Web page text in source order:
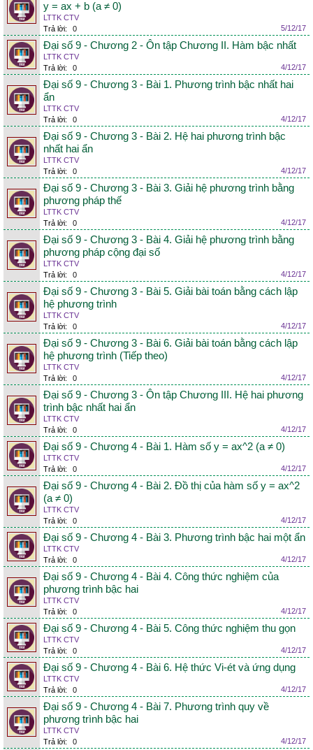
y = ax + b (a ≠ 0)
LTTK CTV
Trả lời:
0 5/12/17
Đại số 9 - Chương 2 - Ôn tập Chương II. Hàm bậc nhất
LTTK CTV
Trả lời:
0 4/12/17
Đại số 9 - Chương 3 - Bài 1. Phương trình bậc nhất hai
ẩn
LTTK CTV
Trả lời:
0 4/12/17
Đại số 9 - Chương 3 - Bài 2. Hệ hai phương trình bậc
nhất hai ẩn
LTTK CTV
Trả lời:
0 4/12/17
Đại số 9 - Chương 3 - Bài 3. Giải hệ phương trình bằng
phương pháp thế
LTTK CTV
Trả lời:
0 4/12/17
Đại số 9 - Chương 3 - Bài 4. Giải hệ phương trình bằng
phương pháp cộng đại số
LTTK CTV
Trả lời:
0 4/12/17
Đại số 9 - Chương 3 - Bài 5. Giải bài toán bằng cách lập
hệ phương trình
LTTK CTV
Trả lời:
0 4/12/17
Đại số 9 - Chương 3 - Bài 6. Giải bài toán bằng cách lập
hệ phương trình (Tiếp theo)
LTTK CTV
Trả lời:
0 4/12/17
Đại số 9 - Chương 3 - Ôn tập Chương III. Hệ hai phương
trình bậc nhất hai ẩn
LTTK CTV
Trả lời:
0 4/12/17
Đại số 9 - Chương 4 - Bài 1. Hàm số y = ax^2 (a ≠ 0)
LTTK CTV
Trả lời:
0 4/12/17
Đại số 9 - Chương 4 - Bài 2. Đồ thị của hàm số y = ax^2
(a ≠ 0)
LTTK CTV
Trả lời:
0 4/12/17
Đại số 9 - Chương 4 - Bài 3. Phương trình bậc hai một ẩn
LTTK CTV
Trả lời:
0 4/12/17
Đại số 9 - Chương 4 - Bài 4. Công thức nghiệm của
phương trình bậc hai
LTTK CTV
Trả lời:
0 4/12/17
Đại số 9 - Chương 4 - Bài 5. Công thức nghiệm thu gọn
LTTK CTV
Trả lời:
0 4/12/17
Đại số 9 - Chương 4 - Bài 6. Hệ thức Vi-ét và ứng dụng
LTTK CTV
Trả lời:
0 4/12/17
Đại số 9 - Chương 4 - Bài 7. Phương trình quy về
phương trình bậc hai
LTTK CTV
Trả lời:
0 4/12/17